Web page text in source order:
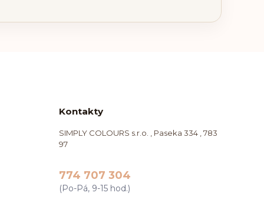
Kontakty
SIMPLY COLOURS s.r.o. , Paseka 334 , 783
97
774 707 304
(Po-Pá, 9-15 hod.)